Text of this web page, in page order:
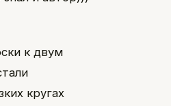
к двум
кругах